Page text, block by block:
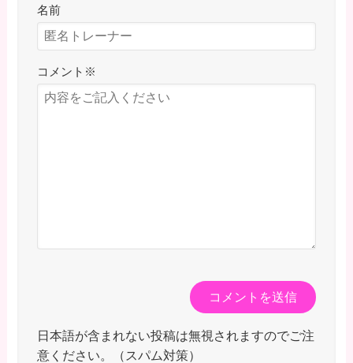
名前
コメント ※
日本語が含まれない投稿は無視されますのでご注
意ください。（スパム対策）